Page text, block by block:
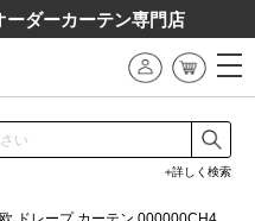
ダーカーテン専⾨店
詳しく検索